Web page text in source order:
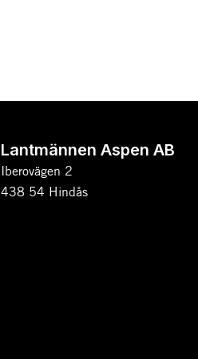
Lantmännen Aspen AB
Iberovägen 2
438 54 Hindås